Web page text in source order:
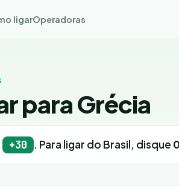
ligarOperadoras
para Grécia
+30 . Para ligar do Brasil, disque